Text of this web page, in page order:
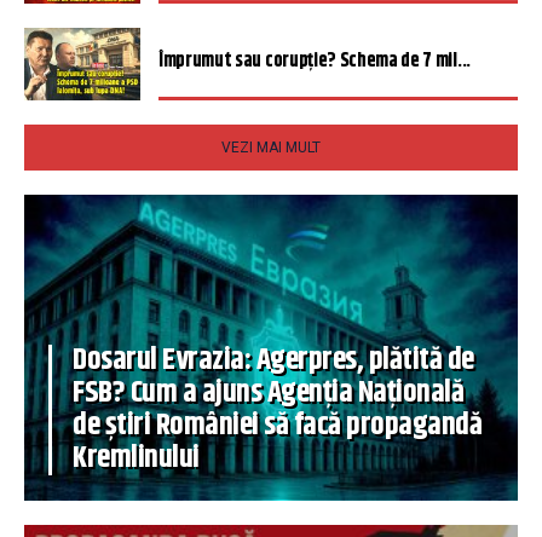
Împrumut sau corupție? Schema de 7 mil...
VEZI MAI MULT
Dosarul Evrazia: Agerpres, plătită de
FSB? Cum a ajuns Agenția Națională
de știri României să facă propagandă
Kremlinului